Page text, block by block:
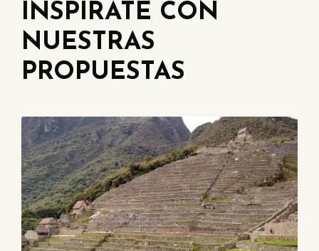
INSPÍRATE CON
NUESTRAS
PROPUESTAS